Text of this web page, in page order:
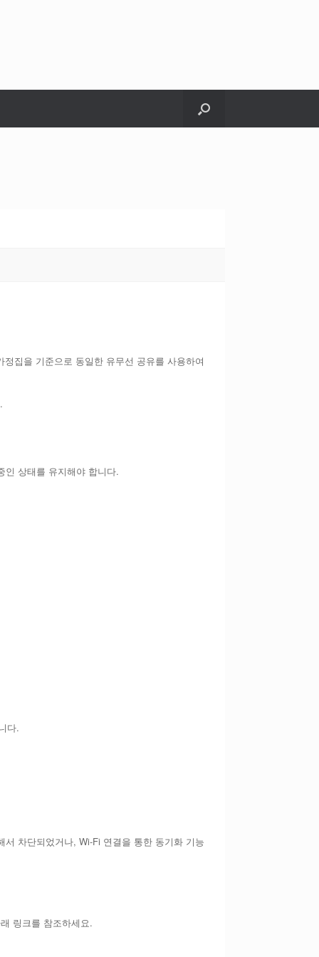
집을 기준으로 동일한 유무선 공유를 사용하여
인 상태를 유지해야 합니다.
다.
차단되었거나, Wi-Fi 연결을 통한 동기화 기능
링크를 참조하세요.